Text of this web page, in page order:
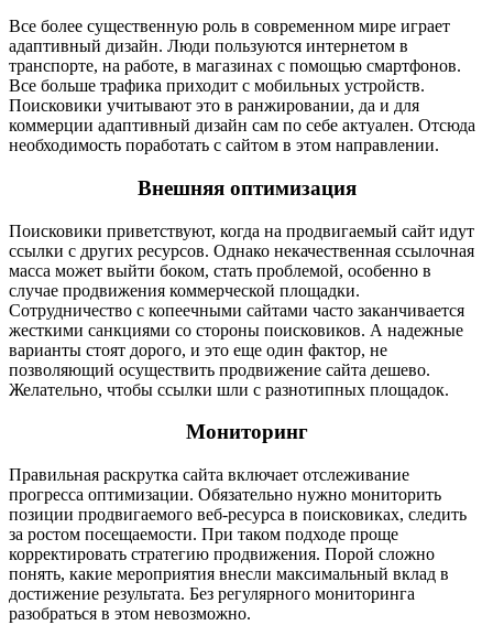
Все более существенную роль в современном мире играет
адаптивный дизайн. Люди пользуются интернетом в
транспорте, на работе, в магазинах с помощью смартфонов.
Все больше трафика приходит с мобильных устройств.
Поисковики учитывают это в ранжировании, да и для
коммерции адаптивный дизайн сам по себе актуален. Отсюда
необходимость поработать с сайтом в этом направлении.
Внешняя оптимизация
Поисковики приветствуют, когда на продвигаемый сайт идут
ссылки с других ресурсов. Однако некачественная ссылочная
масса может выйти боком, стать проблемой, особенно в
случае продвижения коммерческой площадки.
Сотрудничество с копеечными сайтами часто заканчивается
жесткими санкциями со стороны поисковиков. А надежные
варианты стоят дорого, и это еще один фактор, не
позволяющий осуществить продвижение сайта дешево.
Желательно, чтобы ссылки шли с разнотипных площадок.
Мониторинг
Правильная раскрутка сайта включает отслеживание
прогресса оптимизации. Обязательно нужно мониторить
позиции продвигаемого веб-ресурса в поисковиках, следить
за ростом посещаемости. При таком подходе проще
корректировать стратегию продвижения. Порой сложно
понять, какие мероприятия внесли максимальный вклад в
достижение результата. Без регулярного мониторинга
разобраться в этом невозможно.